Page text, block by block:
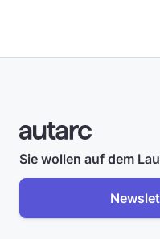
Sie wollen auf dem